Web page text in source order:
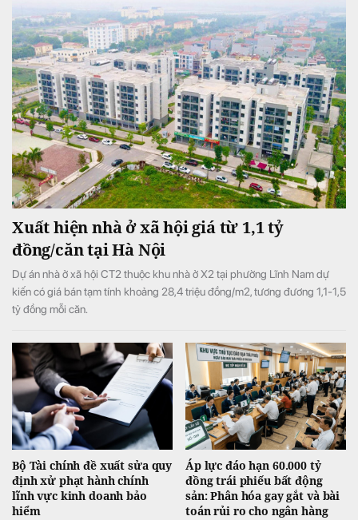
Xuất hiện nhà ở xã hội giá từ 1,1 tỷ
đồng/căn tại Hà Nội
Dự án nhà ở xã hội CT2 thuộc khu nhà ở X2 tại phường Lĩnh Nam dự
kiến có giá bán tạm tính khoảng 28,4 triệu đồng/m2, tương đương 1,1-1,5
tỷ đồng mỗi căn.
Bộ Tài chính đề xuất sửa quy
định xử phạt hành chính
lĩnh vực kinh doanh bảo
hiểm
Áp lực đáo hạn 60.000 tỷ
đồng trái phiếu bất động
sản: Phân hóa gay gắt và bài
toán rủi ro cho ngân hàng